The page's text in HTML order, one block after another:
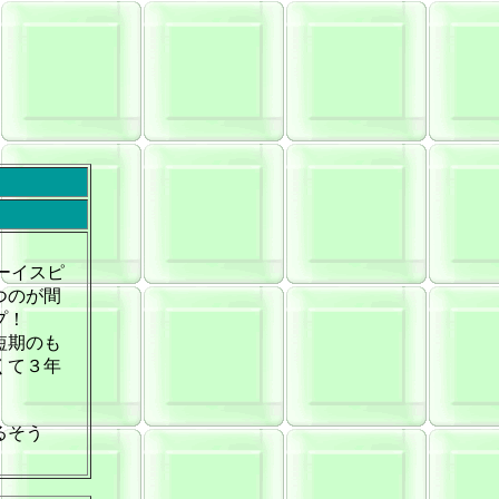
イスピ
のが間
期のも
て３年
そう